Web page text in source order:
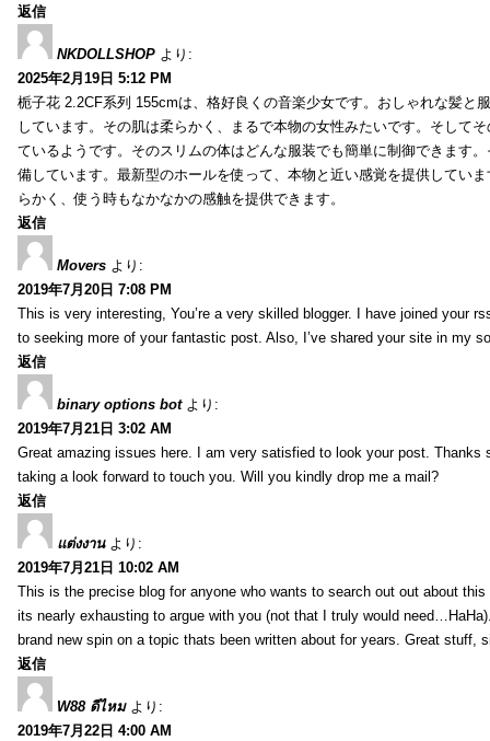
返信
NKDOLLSHOP より:
2025年2月19日 5:12 PM
栀子花 2.2CF系列 155cmは、格好良くの音楽少女です。おしゃれな髪と
しています。その肌は柔らかく、まるで本物の女性みたいです。そして
ているようです。そのスリムの体はどんな服装でも簡単に制御できます
備しています。最新型のホールを使って、本物と近い感覚を提供してい
らかく、使う時もなかなかの感触を提供できます。
返信
Movers より:
2019年7月20日 7:08 PM
This is very interesting, You’re a very skilled blogger. I have joined your
to seeking more of your fantastic post. Also, I’ve shared your site in my
返信
binary options bot より:
2019年7月21日 3:02 AM
Great amazing issues here. I am very satisfied to look your post. Thanks
taking a look forward to touch you. Will you kindly drop me a mail?
返信
แต่งงาน より:
2019年7月21日 10:02 AM
This is the precise blog for anyone who wants to search out out about
its nearly exhausting to argue with you (not that I truly would
brand new spin on a topic thats been written about for years. Great stuff,
返信
W88 ดีไหม より:
2019年7月22日 4:00 AM